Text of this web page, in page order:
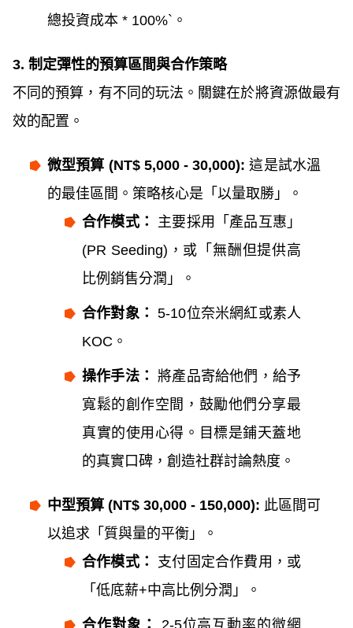
總投資成本 * 100%`。
3. 制定彈性的預算區間與合作策略
不同的預算，有不同的玩法。關鍵在於將資源做最有
效的配置。
微型預算 (NT$ 5,000 - 30,000): 這是試水溫
的最佳區間。策略核心是「以量取勝」。
合作模式：
主要採用「產品互惠」
(PR Seeding)，或「無酬但提供高
比例銷售分潤」。
合作對象： 5-10位奈米網紅或素人
KOC。
操作手法： 將產品寄給他們，給予
寬鬆的創作空間，鼓勵他們分享最
真實的使用心得。目標是鋪天蓋地
的真實口碑，創造社群討論熱度。
中型預算 (NT$ 30,000 - 150,000): 此區間可
以追求「質與量的平衡」。
合作模式：
支付固定合作費用，或
「低底薪+中高比例分潤」。